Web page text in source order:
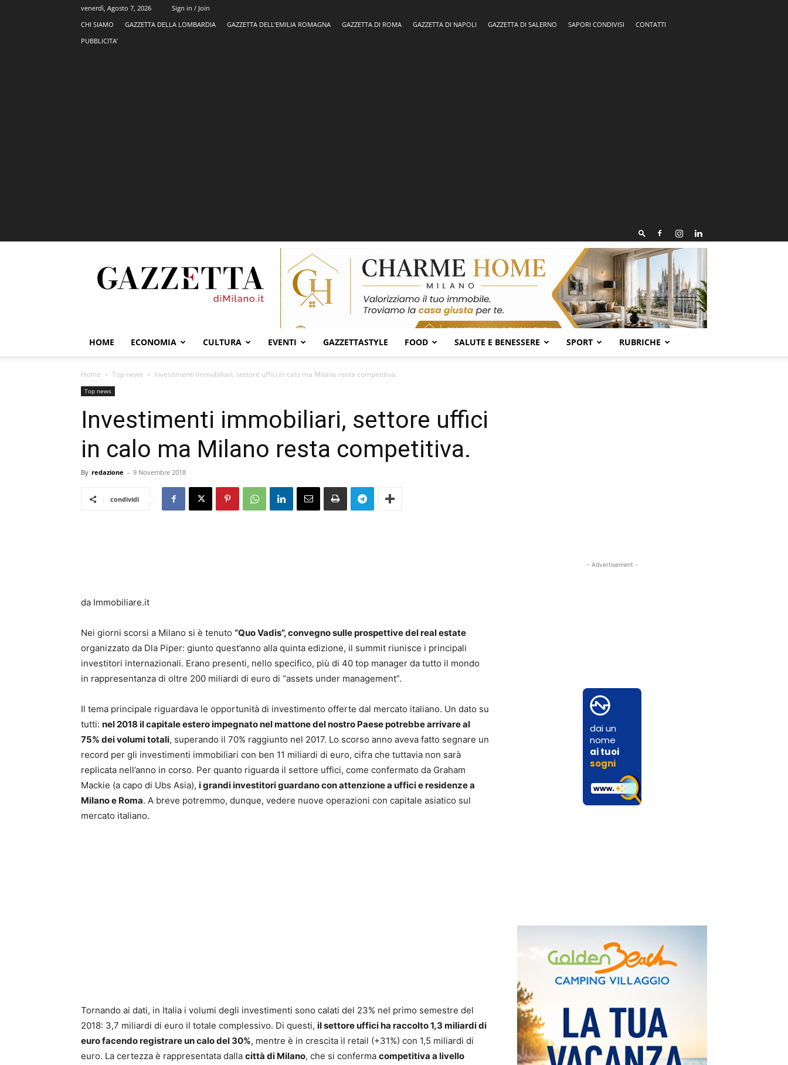
venerdì, Agosto 7, 2026
Sign in / Join
CHI SIAMO
GAZZETTA DELLA LOMBARDIA GAZZETTA DELL’EMILIA ROMAGNA GAZZETTA DI ROMA GAZZETTA DI NAPOLI GAZZETTA DI SALERNO SAPORI CONDIVISI
CONTATTI
PUBBLICITA’
HOME ECONOMIA CULTURA EVENTI GAZZETTASTYLE FOOD SALUTE E BENESSERE SPORT RUBRICHE
Home Top news Investimenti immobiliari, settore uffici in calo ma Milano resta competitiva.
Top news
Investimenti immobiliari, settore uffici
in calo ma Milano resta competitiva.
By redazione - 9 Novembre 2018
condividi
da Immobiliare.it
Nei giorni scorsi a Milano si è tenuto “Quo Vadis”, convegno sulle prospettive del real estate
organizzato da Dla Piper: giunto quest’anno alla quinta edizione, il summit riunisce i principali
investitori internazionali. Erano presenti, nello specifico, più di 40 top manager da tutto il mondo
in rappresentanza di oltre 200 miliardi di euro di “assets under management”.
Il tema principale riguardava le opportunità di investimento offerte dal mercato italiano. Un dato su
tutti: nel 2018 il capitale estero impegnato nel mattone del nostro Paese potrebbe arrivare al
75% dei volumi totali, superando il 70% raggiunto nel 2017. Lo scorso anno aveva fatto segnare un
record per gli investimenti immobiliari con ben 11 miliardi di euro, cifra che tuttavia non sarà
replicata nell’anno in corso. Per quanto riguarda il settore uffici, come confermato da Graham
Mackie (a capo di Ubs Asia), i grandi investitori guardano con attenzione a uffici e residenze a
Milano e Roma. A breve potremmo, dunque, vedere nuove operazioni con capitale asiatico sul
mercato italiano.
Tornando ai dati, in Italia i volumi degli investimenti sono calati del 23% nel primo semestre del
2018: 3,7 miliardi di euro il totale complessivo. Di questi, il settore uffici ha raccolto 1,3 miliardi di
euro facendo registrare un calo del 30%, mentre è in crescita il retail (+31%) con 1,5 miliardi di
euro. La certezza è rappresentata dalla città di Milano, che si conferma competitiva a livello
- Advertisement -